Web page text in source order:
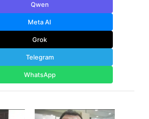
Qwen
Meta AI
Grok
Telegram
WhatsApp